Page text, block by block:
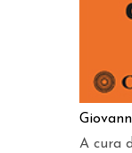
A cura